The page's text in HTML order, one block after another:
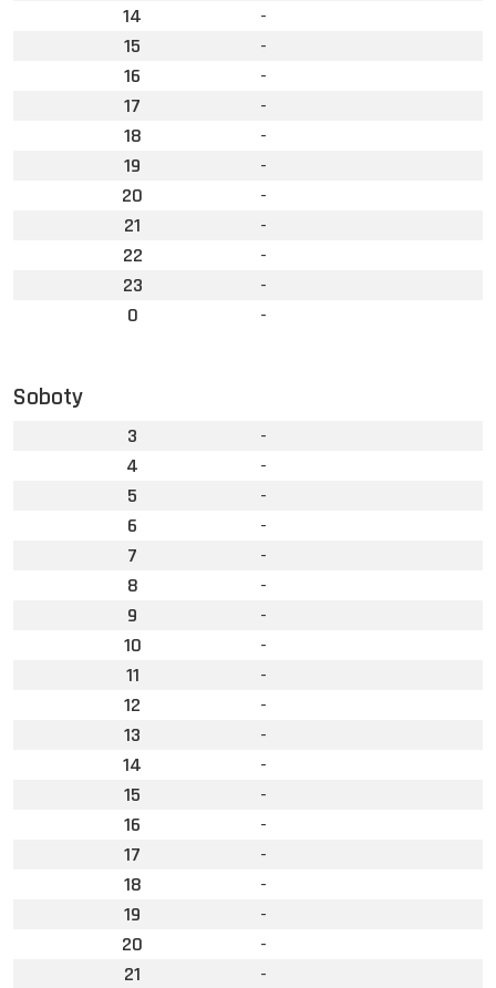
14
-
15
-
16
-
17
-
18
-
19
-
20
-
21
-
22
-
23
-
0
-
Soboty
3
-
4
-
5
-
6
-
7
-
8
-
9
-
10
-
11
-
12
-
13
-
14
-
15
-
16
-
17
-
18
-
19
-
20
-
21
-